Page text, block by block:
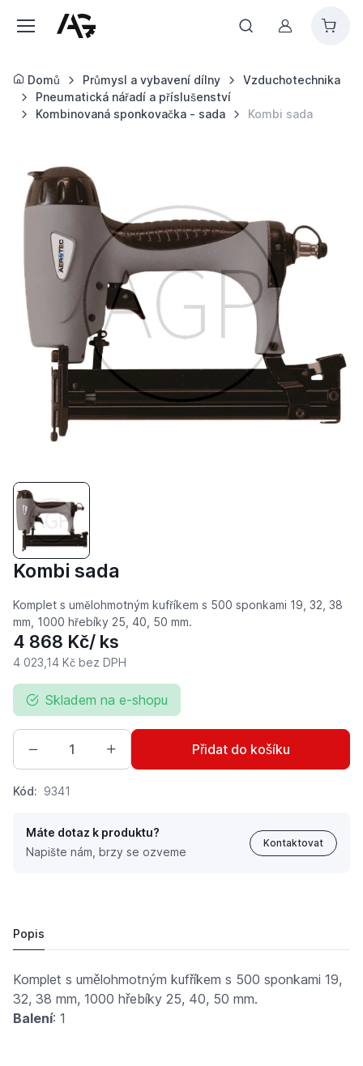
Můj účet
Domů Průmysl a vybavení dílny
Vzduchotechnika
Pneumatická nářadí a příslušenství
Kombinovaná sponkovačka - sada
Kombi sada
Kombi sada
Komplet s umělohmotným kufříkem s 500 sponkami 19, 32, 38
mm, 1000 hřebíky 25, 40, 50 mm.
4 868 Kč/ ks
4 023,14 Kč bez DPH
Skladem na e-shopu
Přidat do košíku
Kód: 9341
Máte dotaz k produktu?
Napište nám, brzy se ozveme
Kontaktovat
Popis
Komplet s umělohmotným kufříkem s 500 sponkami 19,
32, 38 mm, 1000 hřebíky 25, 40, 50 mm.
Balení: 1